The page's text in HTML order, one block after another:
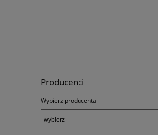
Producenci
Wybierz producenta